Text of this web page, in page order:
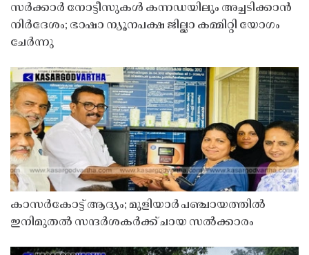
സർക്കാർ നോട്ടീസുകൾ കന്നഡയിലും അച്ചടിക്കാൻ
നിർദേശം; ഭാഷാ ന്യൂനപക്ഷ ജില്ലാ കമ്മിറ്റി യോഗം
ചേർന്നു
കാസർകോട്ട് ആദ്യം; മുളിയാർ പഞ്ചായത്തിൽ
ഇനിമുതൽ സന്ദർശകർക്ക് ചായ സൽക്കാരം